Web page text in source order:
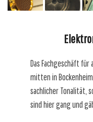
Das Fachgeschäft
mitten in
sachlicher Tonalität,
sind hier gang und